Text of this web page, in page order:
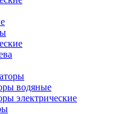
водяные
электрические